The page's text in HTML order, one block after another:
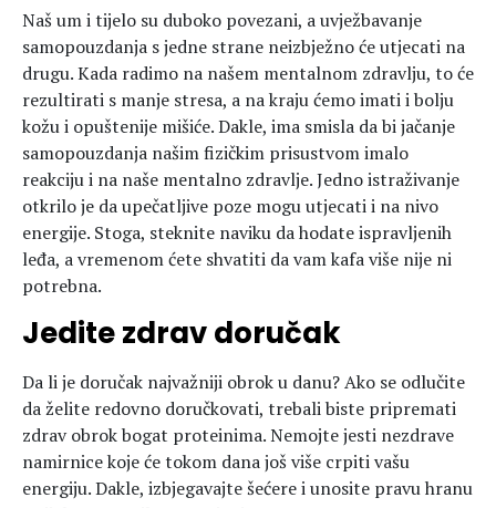
Naš um i tijelo su duboko povezani, a uvježbavanje
samopouzdanja s jedne strane neizbježno će utjecati na
drugu. Kada radimo na našem mentalnom zdravlju, to će
rezultirati s manje stresa, a na kraju ćemo imati i bolju
kožu i opuštenije mišiće. Dakle, ima smisla da bi jačanje
samopouzdanja našim fizičkim prisustvom imalo
reakciju i na naše mentalno zdravlje. Jedno istraživanje
otkrilo je da upečatljive poze mogu utjecati i na nivo
energije. Stoga, steknite naviku da hodate ispravljenih
leđa, a vremenom ćete shvatiti da vam kafa više nije ni
potrebna.
Jedite zdrav doručak
Da li je doručak najvažniji obrok u danu? Ako se odlučite
da želite redovno doručkovati, trebali biste pripremati
zdrav obrok bogat proteinima. Nemojte jesti nezdrave
namirnice koje će tokom dana još više crpiti vašu
energiju. Dakle, izbjegavajte šećere i unosite pravu hranu